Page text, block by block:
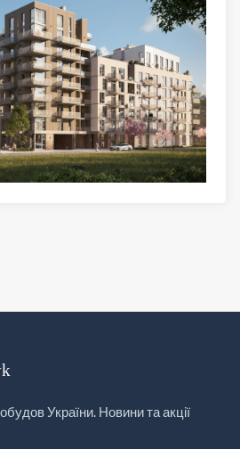
України. Новини та акції